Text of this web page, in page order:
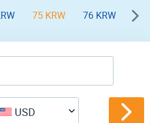
75 KRW 76 KRW 77
USD